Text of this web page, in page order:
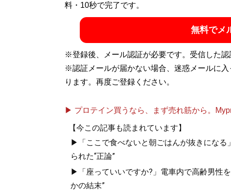
レスmobile』編集長を務める。退社後はフリ
などで執筆。50団体以上のプロレス中継の実
を務めたことから知り合い、マッスル休止後
とハッピー～純烈物語』『 純烈物語 20-21』が
「濃厚接触アイドル
禍」。20年末、3年
料・10秒で完了です。
無料でメ
※登録後、メール認証が必要です。受信した認
※認証メールが届かない場合、迷惑メールに
ります。再度ご登録ください。
▶ プロテイン買うなら、まず売れ筋から。
【今この記事も読まれています】
▶「ここで食べないと朝ごはんが抜きになる
られた“正論”
▶「座っていいですか?」電車内で高齢男性
かの結末”